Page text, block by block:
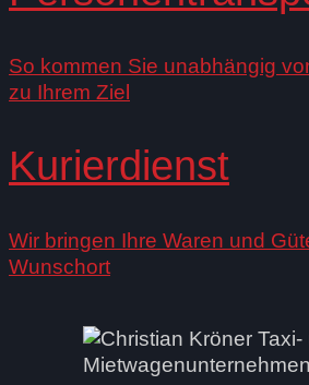
So kommen Sie unabhängig
zu Ihrem Ziel
Kurierdienst
Wir bringen Ihre Waren und
Wunschort